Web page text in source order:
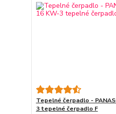
Tepelné čerpadlo -
3 tepelné čerpadlo F